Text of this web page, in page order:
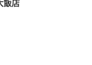
飯店